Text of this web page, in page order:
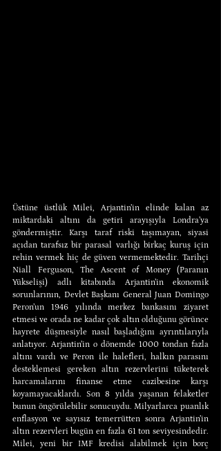
Üstüne üstlük Milei, Arjantin’in elinde kalan az
miktardaki altını da getiri arayışıyla Londra’ya
göndermiştir. Karşı taraf riski taşımayan, siyasi
açıdan tarafsız bir parasal varlığı birkaç kuruş için
rehin vermek hiç de güven vermemektedir. Tarihçi
Niall Ferguson, The Ascent of Money (Paranın
Yükselişi) adlı kitabında Arjantin’in ekonomik
sorunlarının, Devlet Başkanı General Juan Domingo
Peron’un 1946 yılında merkez bankasını ziyaret
etmesi ve orada ne kadar çok altın olduğunu görünce
hayrete düşmesiyle nasıl başladığını ayrıntılarıyla
anlatıyor. Arjantin’in o dönemde 1000 tondan fazla
altını vardı ve Peron ile halefleri, halkın parasını
desteklemesi gereken altın rezervlerini tüketerek
harcamalarını finanse etme cazibesine karşı
koyamayacaklardı. Son 8 yılda yaşanan felaketler
bunun öngörülebilir sonucuydu. Milyarlarca puanlık
enflasyon ve sayısız temerrütten sonra Arjantin’in
altın rezervleri bugün en fazla 61 ton seviyesindedir.
Milei, yeni bir IMF kredisi alabilmek için borç